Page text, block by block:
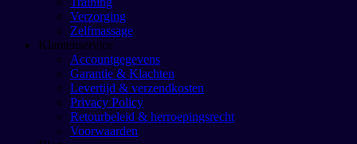
Verzorging
Zelfmassage
Klantenservice
Accountgegevens
Garantie & Klachten
Levertijd & verzendkosten
Privacy Policy
Retourbeleid & herroepingsrecht
Voorwaarden